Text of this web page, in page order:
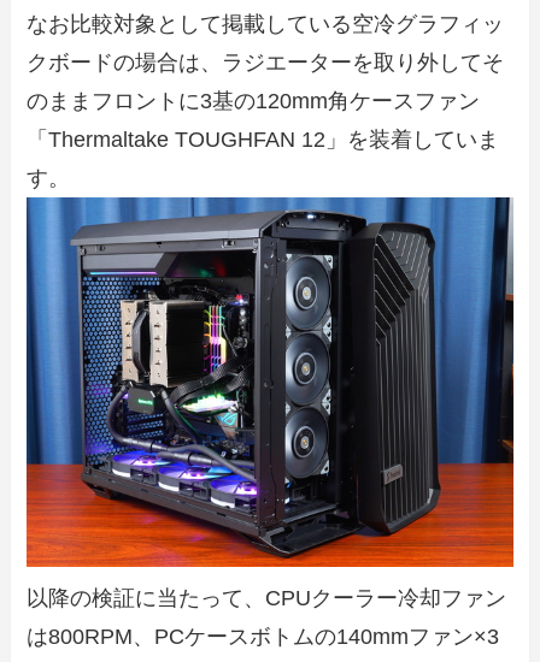
なお比較対象として掲載している空冷グラフィッ
クボードの場合は、ラジエーターを取り外してそ
のままフロントに3基の120mm角ケースファン
「Thermaltake TOUGHFAN 12」を装着していま
す。
以降の検証に当たって、CPUクーラー冷却ファン
は800RPM、PCケースボトムの140mmファン×3